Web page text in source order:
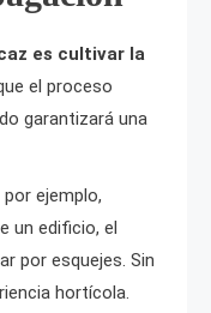
es cultivar la
el proceso
garantizará una
ejemplo,
un edificio, el
por esquejes. Sin
hortícola.